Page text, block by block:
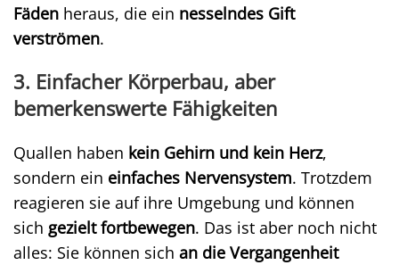
Fäden heraus, die ein nesselndes Gift
verströmen.
3. Einfacher Körperbau, aber
bemerkenswerte Fähigkeiten
Quallen haben kein Gehirn und kein Herz,
sondern ein einfaches Nervensystem. Trotzdem
reagieren sie auf ihre Umgebung und können
sich gezielt fortbewegen. Das ist aber noch nicht
alles: Sie können sich an die Vergangenheit